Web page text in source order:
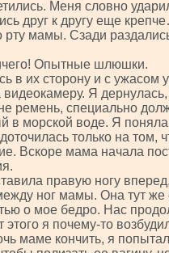
Меня словно
друг к другу еще
рту мамы. Сзади
Опытные шлюшки.
в их сторону и с ужасом
Я
ремень, специально
в морской воде. Я поняла,
только на том,
Вскоре мама начала
правую ногу
ног мамы. Она тут же
о мое бедро. Нас
этого я почему-то
маме кончить, я